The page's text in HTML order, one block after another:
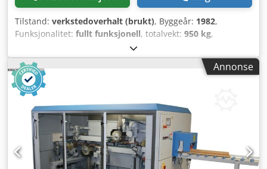
Tilstand: verkstedoverhalt (brukt), Byggeår: 1982,
Funksjonalitet: fullt funksjonell, totalvekt: 950 kg,
Slipbåndlengde 2200 mm, slipbåndbredde 400 mm,
bordlengde 1200 mm, nyttbar høyde 120 mm, slipebredde
390 mm, slipbåndhastighet ca. 21 m/sek, matehastigheter
6 - 11 - 16 m/min, drivmotor 7,5 kW, matemotor 0,26 - 0,55
- 1 kW, pneumatisk båndoscilasjon og båndblåsing,
rammeopplegg, understell Dkjdjxq Ehxjpfx Abqsr
Annonse